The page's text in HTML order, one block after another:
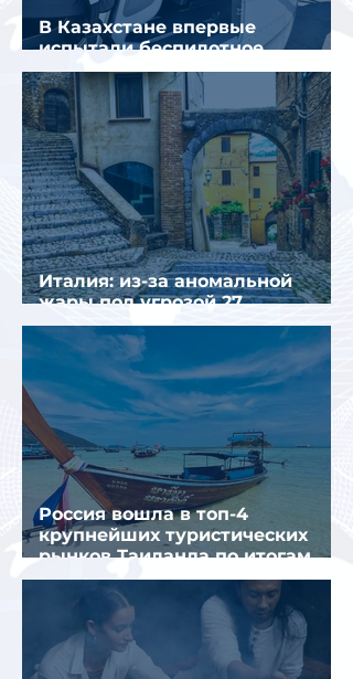
В Казахстане впервые
испытали беспилотное
аэротакси с пассажирами
Италия: из-за аномальной
жары под угрозой 27
крупнейших городов
Россия вошла в топ-4
крупнейших туристических
рынков Таиланда по итогам
семи месяцев 2026 года